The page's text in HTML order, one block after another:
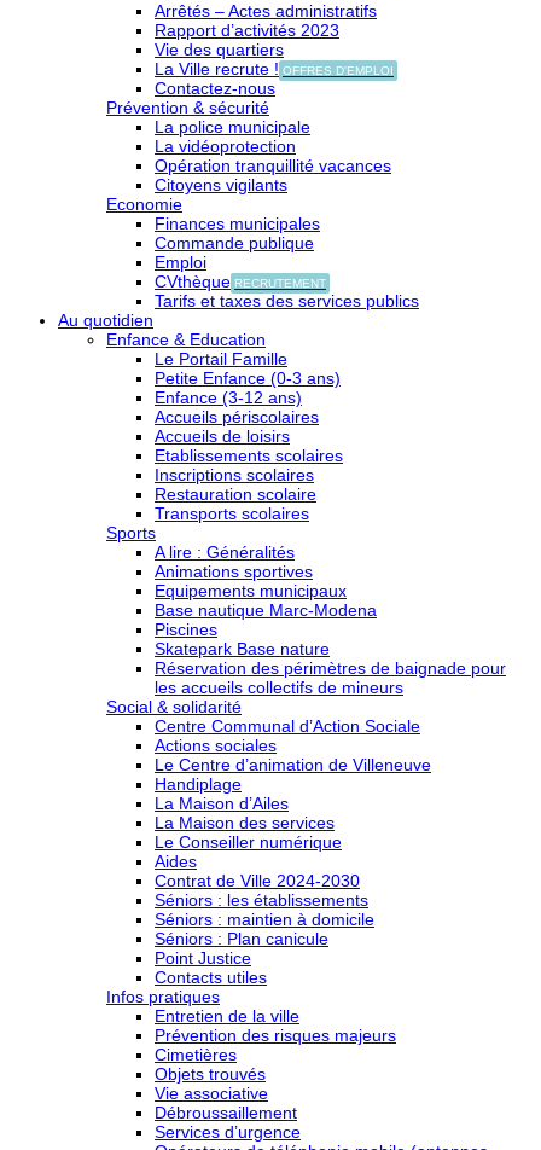
Arrêtés – Actes administratifs
Rapport d’activités 2023
Vie des quartiers
La Ville recrute ! OFFRES D'EMPLOI
Contactez-nous
Prévention & sécurité
La police municipale
La vidéoprotection
Opération tranquillité vacances
Citoyens vigilants
Economie
Finances municipales
Commande publique
Emploi
CVthèque RECRUTEMENT
Tarifs et taxes des services publics
Au quotidien
Enfance & Education
Le Portail Famille
Petite Enfance (0-3 ans)
Enfance (3-12 ans)
Accueils périscolaires
Accueils de loisirs
Etablissements scolaires
Inscriptions scolaires
Restauration scolaire
Transports scolaires
Sports
A lire : Généralités
Animations sportives
Equipements municipaux
Base nautique Marc-Modena
Piscines
Skatepark Base nature
Réservation des périmètres de baignade pour
les accueils collectifs de mineurs
Social & solidarité
Centre Communal d’Action Sociale
Actions sociales
Le Centre d’animation de Villeneuve
Handiplage
La Maison d’Ailes
La Maison des services
Le Conseiller numérique
Aides
Contrat de Ville 2024-2030
Séniors : les établissements
Séniors : maintien à domicile
Séniors : Plan canicule
Point Justice
Contacts utiles
Infos pratiques
Entretien de la ville
Prévention des risques majeurs
Cimetières
Objets trouvés
Vie associative
Débroussaillement
Services d’urgence